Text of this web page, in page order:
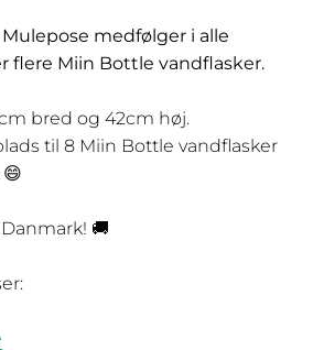
Mulepose medfølger i alle
flere Miin Bottle vandflasker.
bred og 42cm høj.
til 8 Miin Bottle vandflasker
🚚